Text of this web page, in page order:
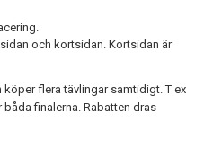
och kortsidan. Kortsidan är
flera tävlingar samtidigt. T ex
finalerna. Rabatten dras